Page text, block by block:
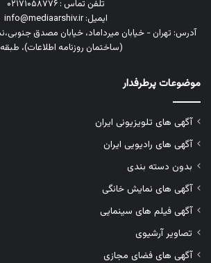
تلفن تماس : ۰۲۱۷۱۰۵۸۷۷۶
ایمیل: info@mediaarshiv.ir
(ساختمان روزنامه اطلاعات)، طبقه ۱۳
موضوعات پرطرفدار
آگهی های تلویزیونی ایران
آگهی های رادیویی ایران
بدون دسته بندی
آگهی های نمایش خانگی
آگهی فیلم های سینمایی
تصاویر آرشیوی
آگهی های فضای مجازی